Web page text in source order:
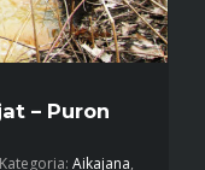
– Puron
Kategoria: Aikajana,